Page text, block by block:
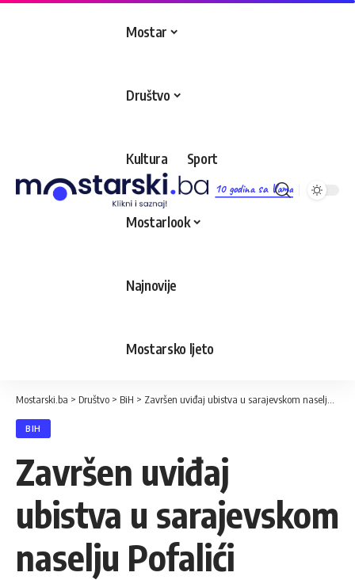
10 godina sa Vama
Mostar
Društvo
Kultura Sport
Mostarlook
Najnovije
Mostarsko ljeto
Mostarski.ba > Društvo > BiH > Završen uviđaj ubistva u sarajevskom naselju Pofalići
BIH
Završen uviđaj
ubistva u sarajevskom
naselju Pofalići